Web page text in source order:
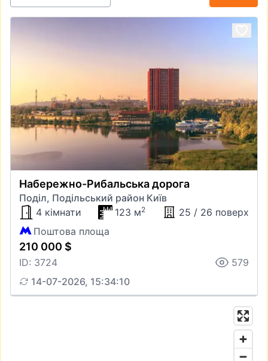
Набережно-Рибальська дорога
Поділ, Подільський район Київ
4 кімнати
123 м2
25 / 26 поверх
Поштова площа
210 000 $
ID: 3724
579
14-07-2026, 15:34:10